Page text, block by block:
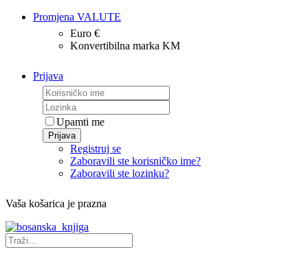
Promjena VALUTE
Euro €
Konvertibilna marka KM
Prijava
Upamti me
Prijava
Registruj se
Zaboravili ste korisničko ime?
Zaboravili ste lozinku?
Vaša košarica je prazna